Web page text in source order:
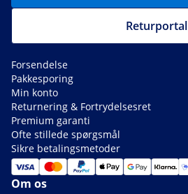
Returportal
Forsendelse
Pakkesporing
Min konto
Returnering & Fortrydelsesret
Premium garanti
Ofte stillede spørgsmål
Sikre betalingsmetoder
Om os